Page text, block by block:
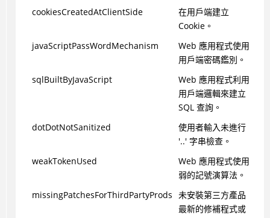
cookiesCreatedAtClientSide
在用戶端建立
Cookie。
javaScriptPassWordMechanism
Web 應用程式使用
用戶端密碼鑑別。
sqlBuiltByJavaScript
Web 應用程式利用
用戶端邏輯來建立
SQL 查詢。
dotDotNotSanitized
使用者輸入未進行
'..' 字串檢查。
weakTokenUsed
Web 應用程式使用
弱的記號演算法。
missingPatchesForThirdPartyProds 未安裝第三方產品
最新的修補程式或